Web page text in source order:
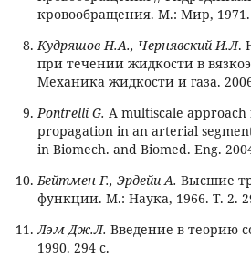
кровообращения. М.: Мир, 1971.
Кудряшов Н.А., Чернявский И.Л.
при течении жидкости в
Механика жидкости и газа.
Pontrelli G. A multiscale
propagation in an arterial
in Biomech. and Biomed. Eng.
Бейтмен Г., Эрдейи А. Высшие
функции. М.: Наука, 1966. Т. 2.
Лэм Дж.Л. Введение в теорию
1990. 294 с.